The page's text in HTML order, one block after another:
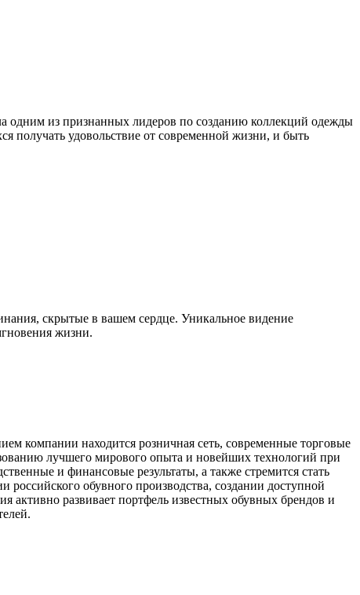
одним из признанных лидеров по созданию коллекций одежды
получать удовольствие от современной жизни, и быть
скрытые в вашем сердце. Уникальное видение
жизни.
компании находится розничная сеть, современные торговые
лучшего мирового опыта и новейших технологий при
и финансовые результаты, а также стремится стать
обувного производства, создании доступной
активно развивает портфель известных обувных брендов и